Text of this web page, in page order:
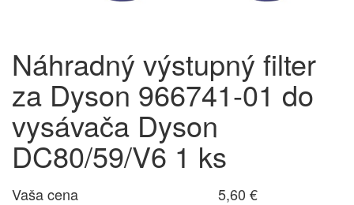
Náhradný výstupný filter
za Dyson 966741-01 do
vysávača Dyson
DC80/59/V6 1 ks
Vaša cena
5,60 €